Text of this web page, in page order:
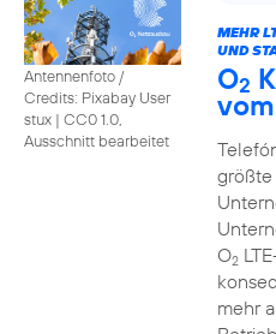
Antennenfoto /
Credits: Pixabay User
stux | CC0 1.0,
Ausschnitt bearbeitet
MEHR
UND
O2
größte
O2
mehr